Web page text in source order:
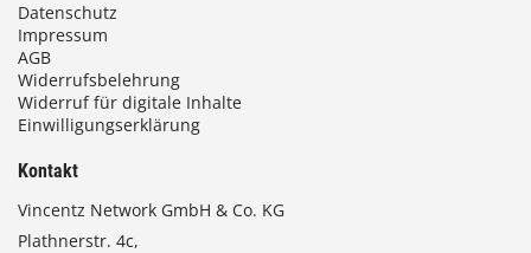
Datenschutz
Impressum
AGB
Widerrufsbelehrung
Widerruf für digitale Inhalte
Einwilligungserklärung
Kontakt
Vincentz Network GmbH & Co. KG
Plathnerstr. 4c,